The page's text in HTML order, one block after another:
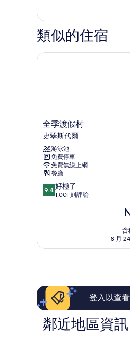
相
片
客
房
的
詳
情
類似的住宿
全
季
渡
假
村
史
翠
斯
代
全季渡假村
史翠斯代爾
游泳池
免費停車
免費無線上網
餐廳
9.4
分，
極
評
9.4 好極了
1,001 則評論
現
在
價
格
為
含
8 月
全季渡假村
登入以查
鄰近地區資訊